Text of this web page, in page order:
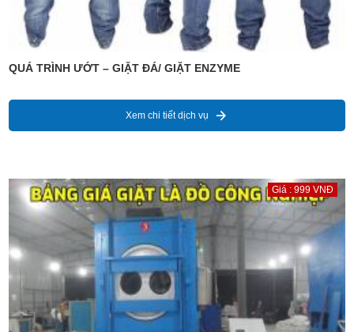
QUÁ TRÌNH ƯỚT – GIẶT ĐÁ/ GIẶT ENZYME
Xem chi tiết dịch vụ
Giá : 999 VNĐ